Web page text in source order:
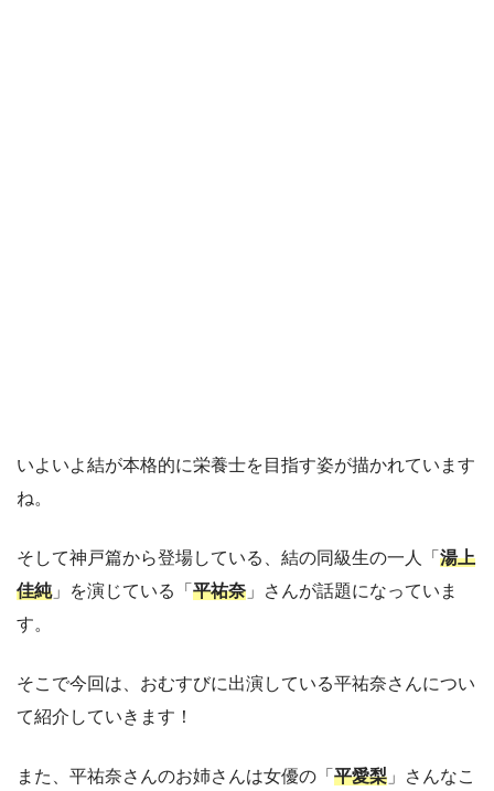
いよいよ結が本格的に栄養士を目指す姿が描かれています
ね。
そして神戸篇から登場している、結の同級生の一人「 湯上
佳純」を演じている「 平祐奈 」さんが話題になっていま
す。
そこで今回は、おむすびに出演している平祐奈さんについ
て紹介していきます！
また、平祐奈さんのお姉さんは女優の「 平愛梨 」さんなこ